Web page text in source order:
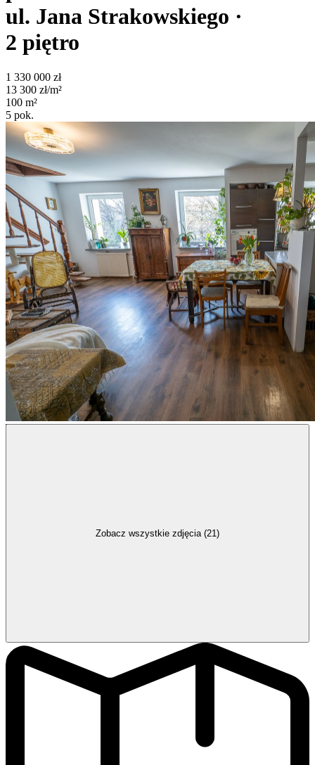
ul. Jana Strakowskiego ·
2 piętro
1 330 000 zł
13 300 zł/m²
100 m²
5 pok.
Zobacz wszystkie zdjęcia (21)